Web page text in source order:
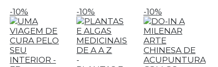
-10% -10%
-
-10%